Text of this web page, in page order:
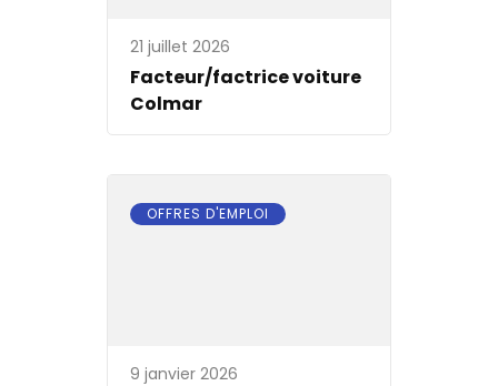
21 juillet 2026
Facteur/factrice voiture
Colmar
OFFRES D'EMPLOI
9 janvier 2026